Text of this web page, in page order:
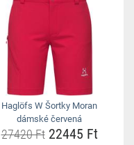
Haglöfs W Šortky Moran
dámské červená
27420 Ft22445 Ft